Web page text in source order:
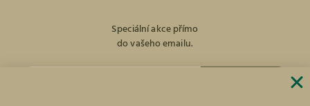
Speciální akce přímo
do vašeho emailu.